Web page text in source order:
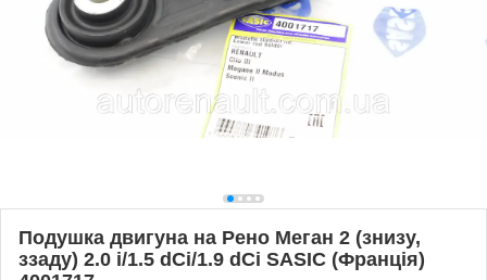
Подушка двигуна на Рено Меган 2 (знизу,
ззаду) 2.0 i/1.5 dCi/1.9 dCi SASIC (Франція)